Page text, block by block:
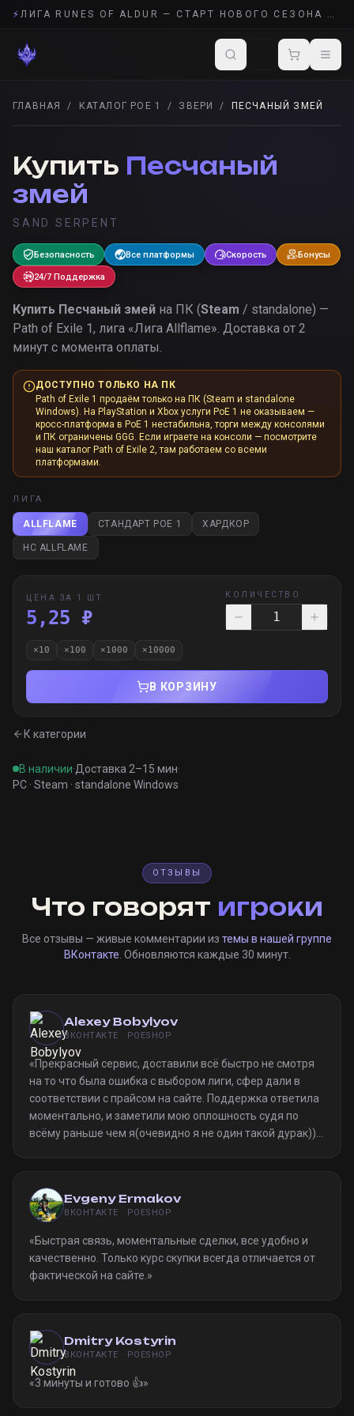
⚡ ЛИГА RUNES OF ALDUR — СТАРТ НОВОГО СЕЗОНА POE 2
ГЛАВНАЯ / КАТАЛОГ POE 1 / ЗВЕРИ / ПЕСЧАНЫЙ ЗМЕЙ
Купить Песчаный
змей
SAND SERPENT
Безопасность Все платформы Скорость Бонусы
24/7 Поддержка
Купить Песчаный змей на ПК (Steam / standalone) —
Path of Exile 1, лига «Лига Allflame». Доставка от 2
минут с момента оплаты.
ДОСТУПНО ТОЛЬКО НА ПК
Path of Exile 1 продаём только на ПК (Steam и standalone
Windows). На PlayStation и Xbox услуги PoE 1 не оказываем —
кросс-платформа в PoE 1 нестабильна, торги между консолями
и ПК ограничены GGG. Если играете на консоли — посмотрите
наш каталог Path of Exile 2, там работаем со всеми
платформами.
ЛИГА
ALLFLAME СТАНДАРТ POE 1 ХАРДКОР
HC ALLFLAME
ЦЕНА ЗА 1 ШТ
5,25 ₽
КОЛИЧЕСТВО
×10 ×100 ×1000 ×10000
В КОРЗИНУ
К категории
В наличии·Доставка 2–15 мин·
PC · Steam · standalone Windows
ОТЗЫВЫ
Что говорят игроки
Все отзывы — живые комментарии из темы в нашей группе
ВКонтакте . Обновляются каждые 30 минут.
Alexey Bobylyov
ВКОНТАКТЕ · POESHOP
«Прекрасный сервис, доставили всё быстро не смотря
на то что была ошибка с выбором лиги, сфер дали в
соответствии с прайсом на сайте. Поддержка ответила
моментально, и заметили мою оплошность судя по
всёму раньше чем я(очевидно я не один такой дурак)).
Evgeny Ermakov
ВКОНТАКТЕ · POESHOP
«Быстрая связь, моментальные сделки, все удобно и
качественно. Только курс скупки всегда отличается от
фактической на сайте. »
Dmitry Kostyrin
ВКОНТАКТЕ · POESHOP
«3 минуты и готово 👍»